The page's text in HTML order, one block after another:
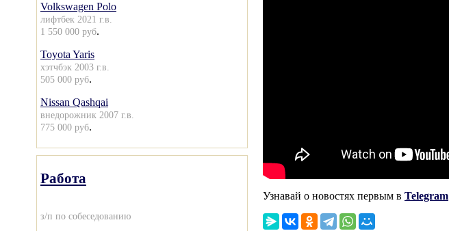
Volkswagen Polo
лифтбек 2021 г.в.
1 550 000 руб.
Toyota Yaris
хэтчбэк 2003 г.в.
505 000 руб.
Nissan Qashqai
внедорожник 2007 г.в.
775 000 руб.
Работа
з/п по собеседованию
Узнавай о новостях первым в Telegram